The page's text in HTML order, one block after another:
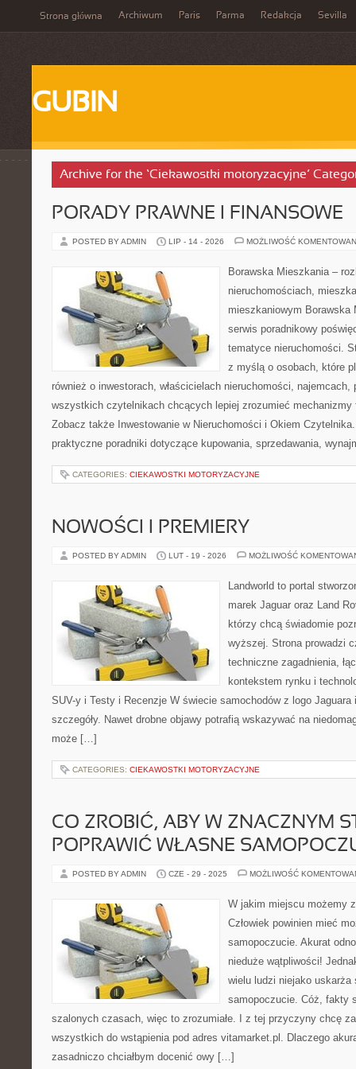
Strona główna Archiwum Paris Parma Redakcja Sevilla
GUBIN
Archive for the ‘Ciekawostki motoryzacyjne’
PORADY PRAWNE I FINANSOWE
POSTED BY ADMIN LIP - 14 - 2026 MOŻLIWOŚĆ
Borawska Mieszkania –
nieruchomościach,
mieszkaniowym Borawska
serwis poradnikowy
tematyce nieruchomości.
z myślą o osobach, które
również o inwestorach, właścicielach nieruchomości, najemcach,
wszystkich czytelnikach chcących lepiej zrozumieć mechanizmy
Zobacz także Inwestowanie w Nieruchomości i Okiem
praktyczne poradniki dotyczące kupowania, sprzedawania,
CATEGORIES: CIEKAWOSTKI MOTORYZACYJNE
NOWOŚCI I PREMIERY
POSTED BY ADMIN LUT - 19 - 2026 MOŻLIWOŚĆ
Landworld to portal
marek Jaguar oraz Land
którzy chcą świadomie
wyższej. Strona prowadzi
techniczne zagadnienia,
kontekstem rynku i
SUV-y i Testy i Recenzje W świecie samochodów z logo Jaguara
szczegóły. Nawet drobne objawy potrafią wskazywać na
może […]
CATEGORIES: CIEKAWOSTKI MOTORYZACYJNE
CO ZROBIĆ, ABY W ZNACZNYM
POPRAWIĆ WŁASNE
POSTED BY ADMIN CZE - 29 - 2025 MOŻLIWOŚĆ
W jakim miejscu możemy
Człowiek powinien mieć
samopoczucie. Akurat
nieduże wątpliwości!
wielu ludzi niejako
samopoczucie. Cóż, fakty
szalonych czasach, więc to zrozumiałe. I z tej przyczyny chcę
wszystkich do wstąpienia pod adres vitamarket.pl. Dlaczego
zasadniczo chciałbym docenić owy […]